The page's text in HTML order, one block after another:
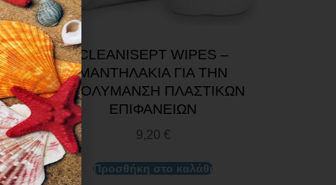
CLEANISEPT WIPES –
ΜΑΝΤΗΛΑΚΙΑ ΓΙΑ ΤΗΝ
ΑΠΟΛΥΜΑΝΣΗ ΠΛΑΣΤΙΚΩΝ
ΕΠΙΦΑΝΕΙΩΝ
9,20 €
Προσθήκη στο καλάθι